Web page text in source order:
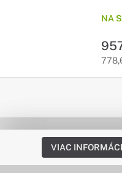
NA
VIAC